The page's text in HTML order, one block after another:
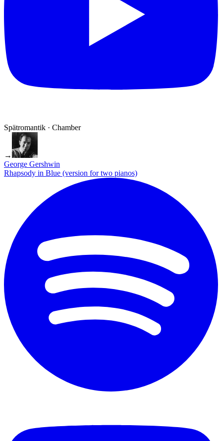
Spätromantik · Chamber
→
George Gershwin
Rhapsody in Blue (version for two pianos)